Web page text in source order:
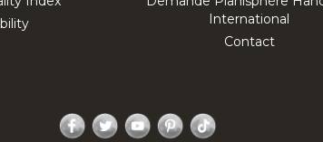
International
Contact
Facebook
TwitterYouTubePinterest